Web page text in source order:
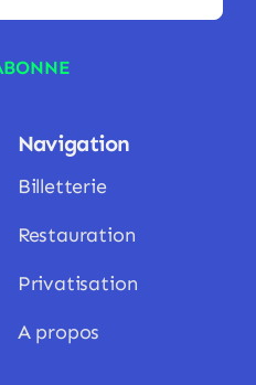
Navigation
Billetterie
Restauration
Privatisation
A propos